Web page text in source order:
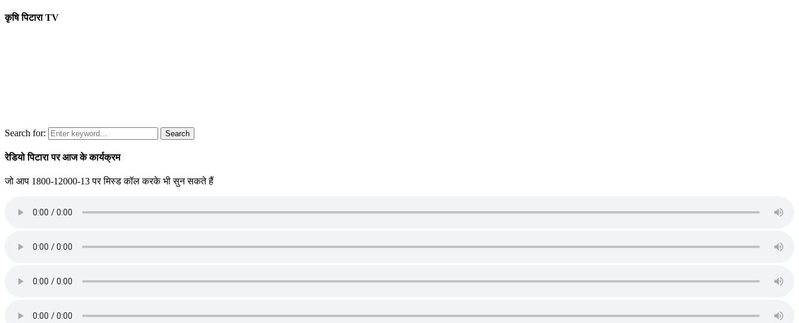
कृषि पिटारा TV
Search for: Search
रेडियो पिटारा पर आज के कार्यक्रम
जो आप 1800-12000-13 पर मिस्ड कॉल करके भी सुन सकते हैं